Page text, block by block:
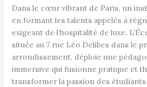
Dans le cœur vibrant de Paris, un
en formant les talents appelés à
exigeant de l’hospitalité de luxe.
située au 7 rue Léo Delibes dans le
arrondissement, déploie une
immersive qui fusionne pratique et
transformer la passion des